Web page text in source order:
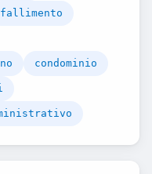
fallimento
condominio